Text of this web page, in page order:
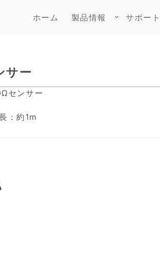
ホーム 製品情報 keyboard_arrow_down サポート
ー
センサー
：約1m